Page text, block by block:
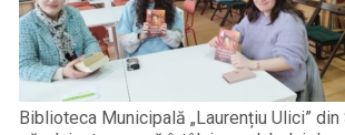
Biblioteca Municipală „Laurențiu Ulici”